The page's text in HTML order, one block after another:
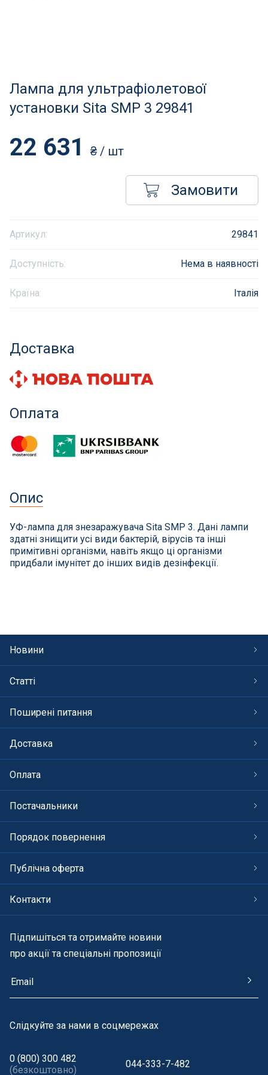
Атракціони для відпочинку
Інклюзивність пляжів
Оздоблення чаші басейну
Садові фонтани
Килимки-протиковзки для басейнів
Килими кам'яні
Сауни
СПА басейни
Гідроізоляція і будівельна хімія
Вогнища та каміни
Труби і фіттінги
Лампа для ультрафіолетової
установки Sita SMP 3 29841
Артикул: 29841
Доступність: Нема в наявності
Країна: Італія
22 631 ₴ / шт
Замовити
Доставка
Оплата
Опис
УФ-лампа для знезаражувача Sita SMP 3. Дані лампи
здатні знищити усі види бактерій, вірусів та інші
примітивні організми, навіть якщо ці організми
придбали імунітет до інших видів дезінфекції.
Новини
Статті
Поширені питання
Доставка
Оплата
Постачальники
Порядок повернення
Публічна оферта
Контакти
Підпишіться та отримайте новини
про акції та спеціальні пропозиції
Cлідкуйте за нами в соцмережах
0 (800) 300 482
(безкоштовно)
044-333-7-482